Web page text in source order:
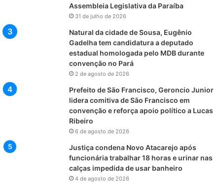
Assembleia Legislativa da Paraíba
31 de julho de 2026
Natural da cidade de Sousa, Eugênio
Gadelha tem candidatura a deputado
estadual homologada pelo MDB durante
convenção no Pará
2 de agosto de 2026
Prefeito de São Francisco, Geroncio Junior
lidera comitiva de São Francisco em
convenção e reforça apoio político a Lucas
Ribeiro
6 de agosto de 2026
Justiça condena Novo Atacarejo após
funcionária trabalhar 18 horas e urinar nas
calças impedida de usar banheiro
4 de agosto de 2026